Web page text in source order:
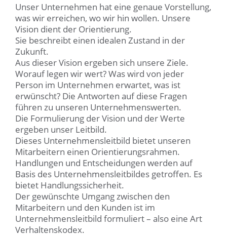
Unser Unternehmen hat eine genaue Vorstellung,
was wir erreichen, wo wir hin wollen. Unsere
Vision dient der Orientierung.
Sie beschreibt einen idealen Zustand in der
Zukunft.
Aus dieser Vision ergeben sich unsere Ziele.
Worauf legen wir wert? Was wird von jeder
Person im Unternehmen erwartet, was ist
erwünscht? Die Antworten auf diese Fragen
führen zu unseren Unternehmenswerten.
Die Formulierung der Vision und der Werte
ergeben unser Leitbild.
Dieses Unternehmensleitbild bietet unseren
Mitarbeitern einen Orientierungsrahmen.
Handlungen und Entscheidungen werden auf
Basis des Unternehmensleitbildes getroffen. Es
bietet Handlungssicherheit.
Der gewünschte Umgang zwischen den
Mitarbeitern und den Kunden ist im
Unternehmensleitbild formuliert – also eine Art
Verhaltenskodex.